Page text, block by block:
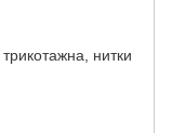
нитки